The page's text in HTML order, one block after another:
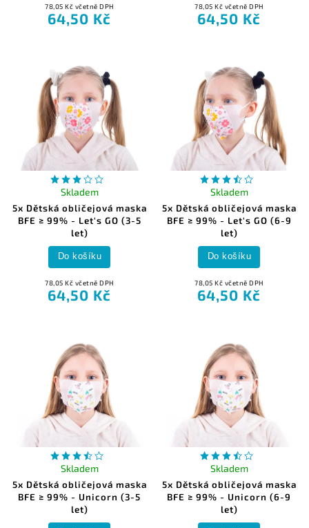
78,05 Kč včetně DPH
64,50 Kč
78,05 Kč včetně DPH
64,50 Kč
5x Dětská obličejová maska
BFE ≥ 99% - Let's GO (3-5
let)
Skladem
78,05 Kč včetně DPH
64,50 Kč
Do košíku
5x Dětská obličejová maska
BFE ≥ 99% - Let's GO (6-9
let)
Skladem
78,05 Kč včetně DPH
64,50 Kč
Do košíku
5x Dětská obličejová maska
BFE ≥ 99% - Unicorn (3-5
let)
Skladem
5x Dětská obličejová maska
BFE ≥ 99% - Unicorn (6-9
let)
Skladem